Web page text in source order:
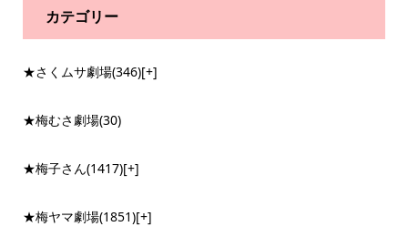
カテゴリー
★さくムサ劇場(346)[+]
★梅むさ劇場(30)
★梅子さん(1417)[+]
★梅ヤマ劇場(1851)[+]